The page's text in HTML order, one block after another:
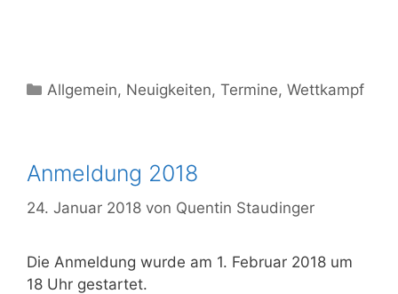
Allgemein, Neuigkeiten,Termine,Wettkampf
Anmeldung 2018
24. Januar 2018 von Quentin Staudinger
Die Anmeldung wurde am 1. Februar 2018 um
18 Uhr gestartet.